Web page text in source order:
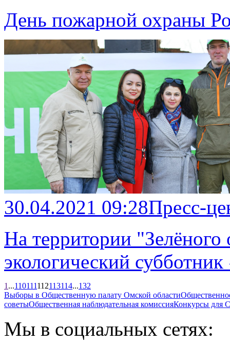
День пожарной охраны
30.04.2021 09:28Пресс-
На территории "Зелёного
экологический
1 ...110111112113114...132
Выборы в Общественную палату Омской области
советыОбщественная наблюдательная комиссияКонкурсы
Мы в социальных сетях: